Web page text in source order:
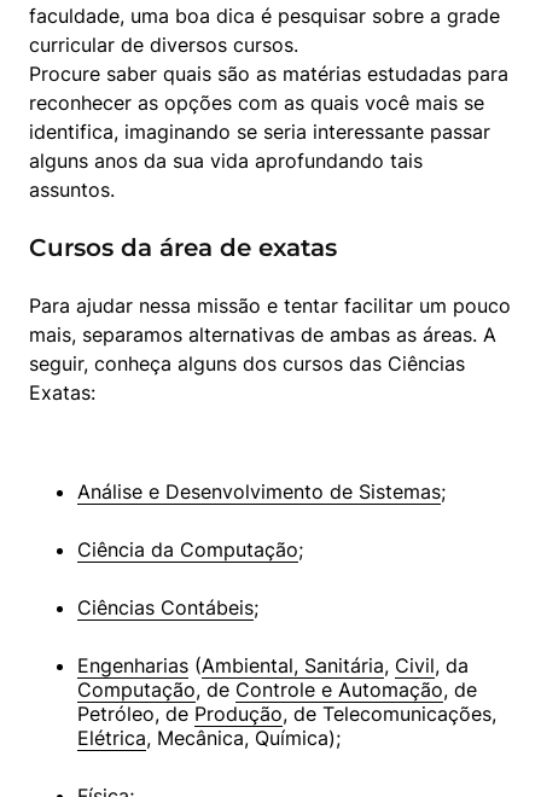
faculdade, uma boa dica é pesquisar sobre a grade
curricular de diversos cursos.
Procure saber quais são as matérias estudadas para
reconhecer as opções com as quais você mais se
identifica, imaginando se seria interessante passar
alguns anos da sua vida aprofundando tais
assuntos.
Cursos da área de exatas
Para ajudar nessa missão e tentar facilitar um pouco
mais, separamos alternativas de ambas as áreas. A
seguir, conheça alguns dos cursos das Ciências
Exatas:
Análise e Desenvolvimento de Sistemas;
Ciência da Computação;
Ciências Contábeis;
Engenharias (Ambiental, Sanitária, Civil
Computação, de Controle e Automação, de
Petróleo, de Produção
Elétrica, Mecânica, Química);